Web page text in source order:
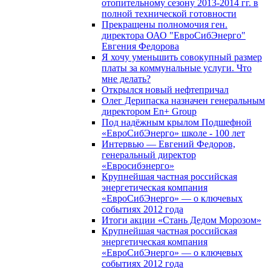
отопительному сезону 2013-2014 гг. в
полной технической готовности
Прекращены полномочия ген.
директора ОАО "ЕвроСибЭнерго"
Евгения Федорова
Я хочу уменьшить совокупный размер
платы за коммунальные услуги. Что
мне делать?
Открылся новый нефтепричал
Олег Дерипаска назначен генеральным
директором En+ Group
Под надёжным крылом Подшефной
«ЕвроСибЭнерго» школе - 100 лет
Интервью — Евгений Федоров,
генеральный директор
«Евросибэнерго»
Крупнейшая частная российская
энергетическая компания
«ЕвроСибЭнерго» — о ключевых
событиях 2012 года
Итоги акции «Стань Дедом Морозом»
Крупнейшая частная российская
энергетическая компания
«ЕвроСибЭнерго» — о ключевых
событиях 2012 года